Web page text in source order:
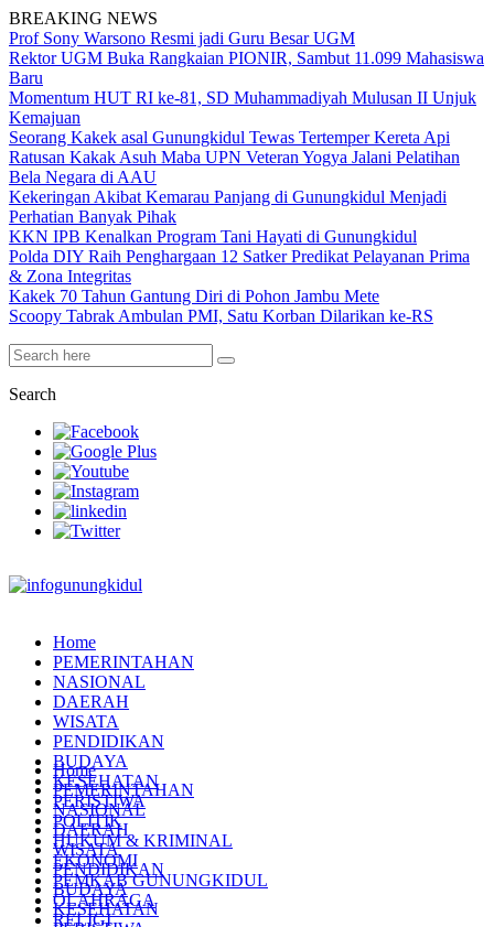
BREAKING NEWS
Prof Sony Warsono Resmi jadi Guru Besar UGM
Rektor UGM Buka Rangkaian PIONIR, Sambut 11.099 Mahasiswa
Baru
Momentum HUT RI ke-81, SD Muhammadiyah Mulusan II Unjuk
Kemajuan
Seorang Kakek asal Gunungkidul Tewas Tertemper Kereta Api
Ratusan Kakak Asuh Maba UPN Veteran Yogya Jalani Pelatihan
Bela Negara di AAU
Kekeringan Akibat Kemarau Panjang di Gunungkidul Menjadi
Perhatian Banyak Pihak
KKN IPB Kenalkan Program Tani Hayati di Gunungkidul
Polda DIY Raih Penghargaan 12 Satker Predikat Pelayanan Prima
& Zona Integritas
Kakek 70 Tahun Gantung Diri di Pohon Jambu Mete
Scoopy Tabrak Ambulan PMI, Satu Korban Dilarikan ke-RS
Search
Home
PEMERINTAHAN
NASIONAL
DAERAH
WISATA
PENDIDIKAN
BUDAYA
KESEHATAN
PERISTIWA
POLITIK
HUKUM & KRIMINAL
EKONOMI
PEMKAB GUNUNGKIDUL
OLAHRAGA
RELIGI
Home
PEMERINTAHAN
NASIONAL
DAERAH
WISATA
PENDIDIKAN
BUDAYA
KESEHATAN